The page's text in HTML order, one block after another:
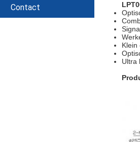
Contact
L
Klein
Ultra